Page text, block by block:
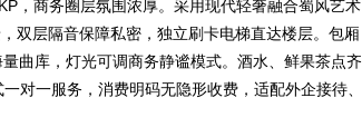
，商务圈层氛围浓厚。采用现代轻奢融合蜀风艺术
双层隔音保障私密，独立刷卡电梯直达楼层。包厢
曲库，灯光可调商务静谧模式。酒水、鲜果茶点齐
对一服务，消费明码无隐形收费，适配外企接待、